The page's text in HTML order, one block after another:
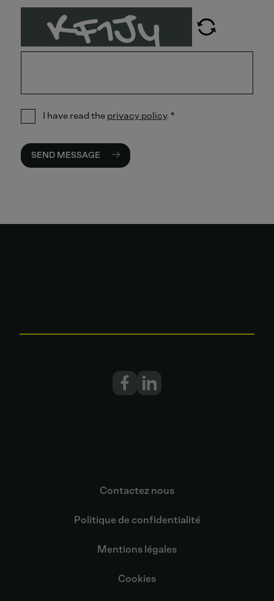
I have read the privacy policy. *
SEND MESSAGE
Contactez nous
Politique de confidentialité
Mentions légales
Cookies